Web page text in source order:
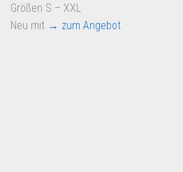
Größen S – XXL
Neu mit → zum Angebot